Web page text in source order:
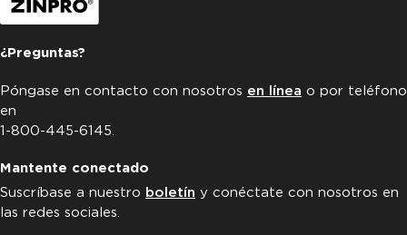
¿Preguntas?
Póngase en contacto con nosotros en línea o por teléfono
en
1-800-445-6145.
Mantente conectado
Suscríbase a nuestro boletín y conéctate con nosotros en
las redes sociales.